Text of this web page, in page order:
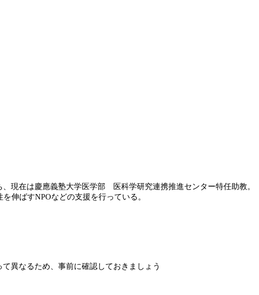
現在は慶應義塾大学医学部 医科学研究連携推進センター特任助教。
伸ばすNPOなどの支援を行っている。
異なるため、事前に確認しておきましょう